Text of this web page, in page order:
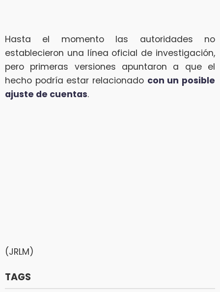
Hasta el momento las autoridades no
establecieron una línea oficial de investigación,
pero primeras versiones apuntaron a que el
hecho podría estar relacionado con un posible
ajuste de cuentas.
(JRLM)
TAGS